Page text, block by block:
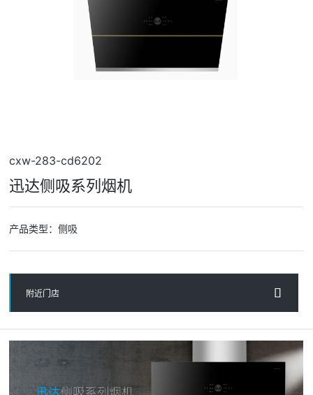
cxw-283-cd6202
迅达侧吸系列烟机
产品类型：侧吸
附近门店